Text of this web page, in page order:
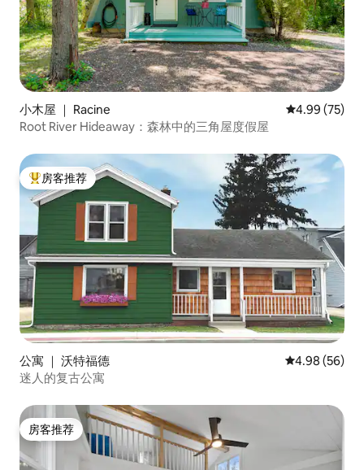
小木屋 ｜ Racine 平均评分
4.99 (75)
Root River Hideaway：森林中的三角屋度假屋
热门「房客推荐」
房客推荐
公寓 ｜ 沃特福德 平均评分 4.98
4.98 (56)
迷人的复古公寓
房客推荐
房客推荐